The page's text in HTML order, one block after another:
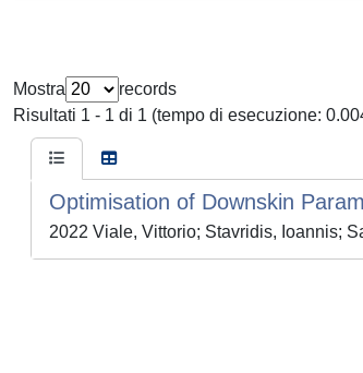
Mostra
records
Risultati 1 - 1 di 1 (tempo di esecuzione:
Optimisation of Downskin
2022 Viale, Vittorio; Stavridis, Ioannis;